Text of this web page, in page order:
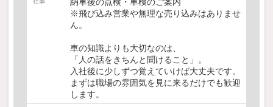
※飛び込み営業や無理な売り込みはありませ
ん。
車の知識よりも大切なのは、
「人の話をきちんと聞けること」。
入社後に少しずつ覚えていけば大丈夫です。
まずは職場の雰囲気を見に来るだけでも歓迎
します。